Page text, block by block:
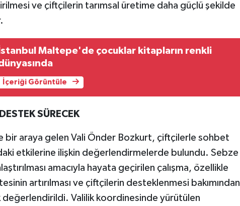
ve çiftçilerin tarımsal üretime daha güçlü şekilde
İstanbul Maltepe'de çocuklar kitapların renkli
İçeriği Görüntüle
SÜRECEK
bir araya gelen Vali Önder Bozkurt, çiftçilerle sohbet
etkilerine ilişkin değerlendirmelerde bulundu. Sebze
amacıyla hayata geçirilen çalışma, özellikle
artırılması ve çiftçilerin desteklenmesi bakımından
değerlendirildi. Valilik koordinesinde yürütülen